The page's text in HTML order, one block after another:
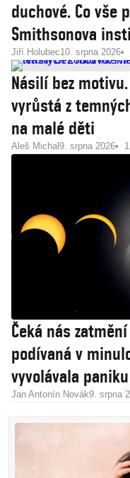
duchové. Co vše
Smithsonova
Jiří Holubec10. srpna 2026
Násilí bez
vyrůstá z
na malé děti
Aleš Michal 9. srpna 2026
Čeká nás
podívaná v
vyvolávala paniku
Jan Antonín Novák9. srpna